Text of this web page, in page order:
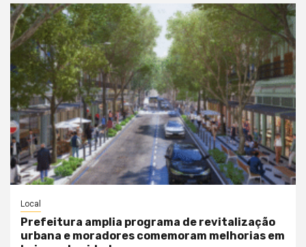
Local
Prefeitura amplia programa de revitalização
urbana e moradores comemoram melhorias em